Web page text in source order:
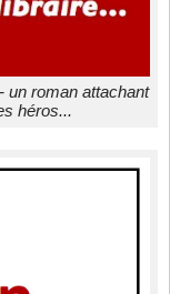
un roman attachant
héros...